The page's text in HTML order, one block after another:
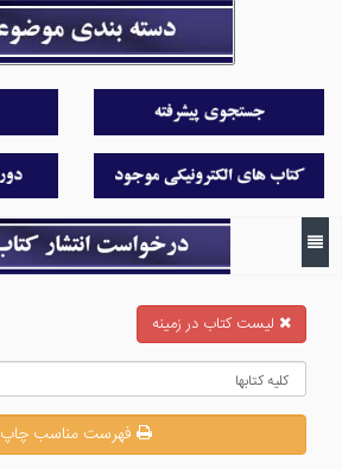
ليست كتاب در زمينه
فهرست مناسب چاپ